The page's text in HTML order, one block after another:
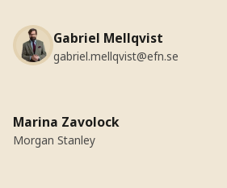
Gabriel Mellqvist
gabriel.mellqvist@efn.se
Marina Zavolock
Morgan Stanley